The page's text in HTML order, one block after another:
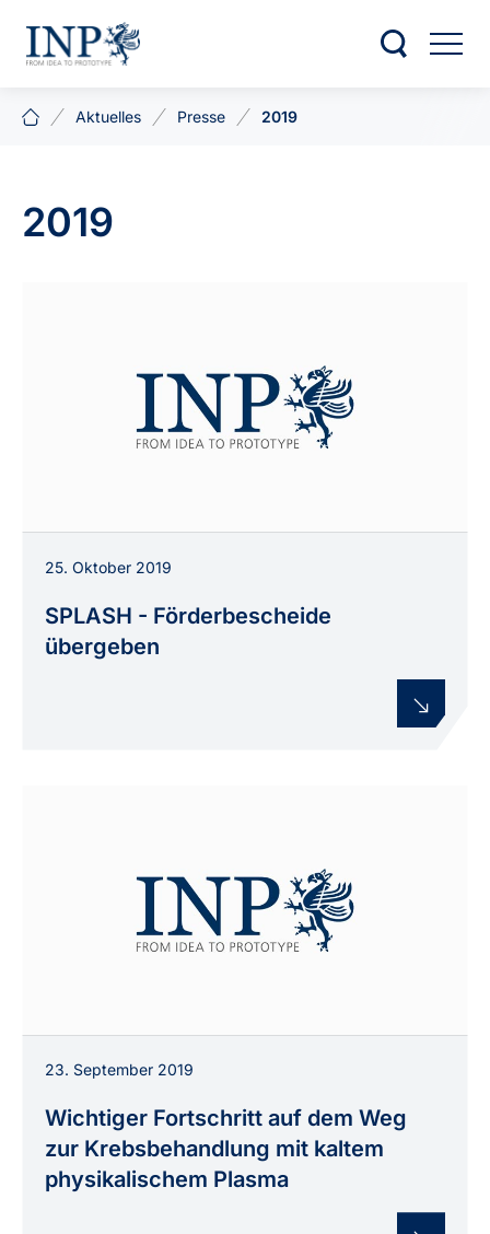
Aktuelles Presse 2019
2019
25. Oktober 2019
SPLASH - Förderbescheide
übergeben
23. September 2019
Wichtiger Fortschritt auf dem Weg
zur Krebsbehandlung mit kaltem
physikalischem Plasma